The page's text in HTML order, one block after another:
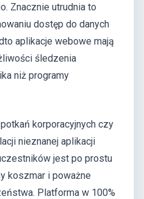
Znacznie utrudnia to
dostęp do danych
aplikacje webowe mają
śledzenia
niż programy
korporacyjnych czy
nieznanej aplikacji
jest po prostu
koszmar i poważne
Platforma w 100%